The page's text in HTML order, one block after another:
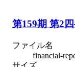
第159期 第2
ファイル名
financial-
サイズ